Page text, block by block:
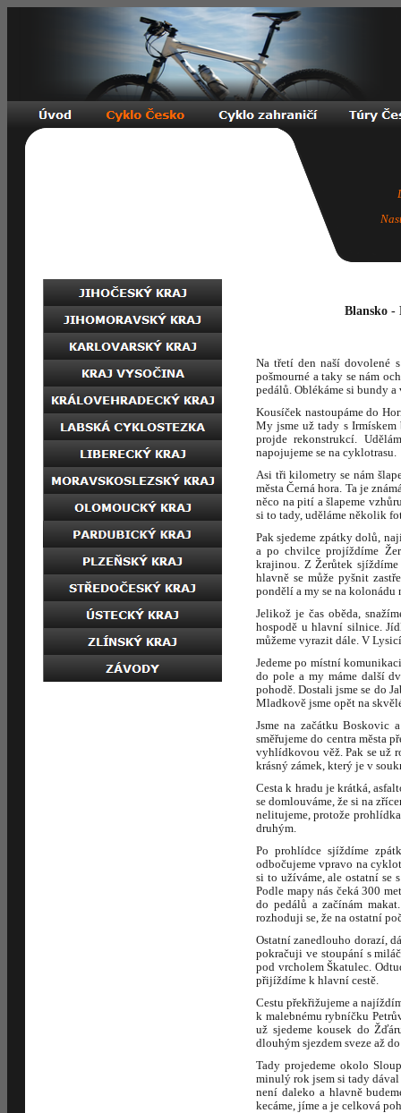
Blansko -
Na třetí den naší dovolené
pošmourné a taky se nám
pedálů. Oblékáme si bundy a
Kousíček nastoupáme do
My jsme už tady s
projde rekonstrukcí.
napojujeme se na cyklotrasu.
Asi tři kilometry se nám
města Černá hora. Ta je
něco na pití a šlapeme
si to tady, uděláme několik
Pak sjedeme zpátky dolů,
a po chvilce projíždíme
krajinou. Z Žerůtek
hlavně se může pyšnit
pondělí a my se na kolonádu
Jelikož je čas oběda,
hospodě u hlavní silnice.
můžeme vyrazit dále. V
Jedeme po místní
do pole a my máme další
pohodě. Dostali jsme se do
Mladkově jsme opět na
Jsme na začátku Boskovic
směřujeme do centra města
vyhlídkovou věž. Pak se už
krásný zámek, který je v
Cesta k hradu je krátká,
se domlouváme, že si na
nelitujeme, protože
druhým.
Po prohlídce sjíždíme
odbočujeme vpravo na
si to užíváme, ale ostatní se
Podle mapy nás čeká 300
do pedálů a začínám
rozhoduji se, že na ostatní
Ostatní zanedlouho dorazí,
pokračuji ve stoupání s
pod vrcholem Škatulec.
přijíždíme k hlavní cestě.
Cestu překřižujeme a
k malebnému rybníčku
už sjedeme kousek do
dlouhým sjezdem sveze až
Tady projedeme okolo
minulý rok jsem si tady dával
není daleko a hlavně
kecáme, jíme a je celková